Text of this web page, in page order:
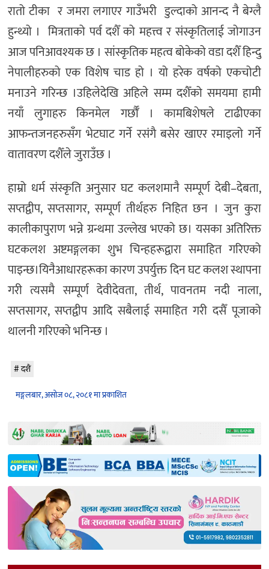
रातोटीका रजमरालगाएरगाउँभरी डुल्दाकोआनन्दनैबेग्लै
हुन्थ्यो । मित्रताकोपर्वदशैँको महत्त्वरसंस्कृतिलाईजोगाउन
आजपनिआवश्यकछ । सांस्कृतिकमहत्वबोकेकोवडादशैँहिन्दु
नेपालीहरुको एक विशेष चाड हो । यो हरेक वर्षको एकचोटी
मनाउने गरिन्छ ।उहिलेदेखि अहिले सम्म दशैँको समयमा हामी
नयाँ लुगाहरु किनमेल गर्छौँ । कामबिशेषले टाढीएका
आफन्तजनहरुसँग भेटघाट गर्ने रसंगै बसेर खाएर रमाइलो गर्ने
वातावरणदशैँलेजुराउँछ ।
हाम्रो धर्म संस्कृति अनुसार घट कलशमानै सम्पूर्ण देबी–देबता,
सप्तद्वीप,सप्तसागर,सम्पूर्ण तीर्थहरु निहित छन । जुन कुरा
कालीकापुराणभन्नेग्रन्थमाउल्लेखभएकोछ। यसकाअतिरिक्त
घटकलश अष्टमङ्गलका शुभ चिन्हहरूद्वारा समाहित गरिएको
पाइन्छ।यिनैआधारहरूकाकारणउपर्युक्तदिनघटकलशस्थापना
गरी त्यसमै सम्पूर्ण देवीदेवता,तीर्थ,पावनतम नदी नाला,
सप्तसागर,सप्तद्वीप आदि सबैलाई समाहित गरी दसैँ पूजाको
थालनीगरिएकोभनिन्छ ।
दशैं
मङ्गलबार, असोज ०८, २०८१ मा प्रकाशित